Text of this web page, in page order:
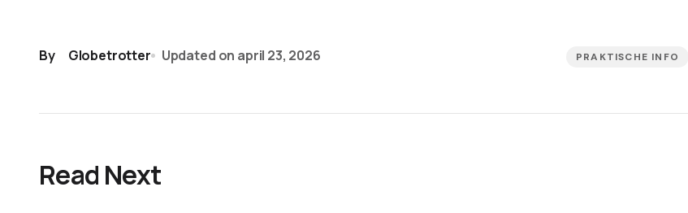
By Globetrotter Updated on april 23, 2026 PRAKTISCHE INFO
Read Next